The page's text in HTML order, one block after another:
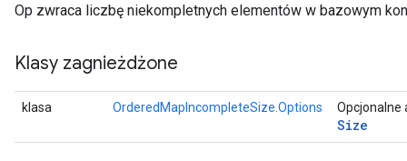
Op zwraca liczbę niekompletnych elementów w bazowym
Klasy zagnieżdżone
klasa OrderedMapIncompleteSize.Options
Size